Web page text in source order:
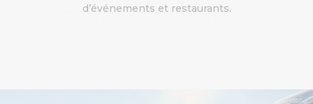
d’événements et restaurants.